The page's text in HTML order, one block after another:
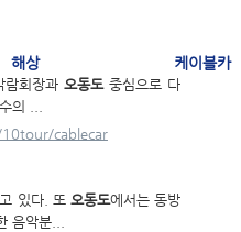
케이블카
람회장과오동도중심으로 다
의 ...
cablecar
있다. 또 오동도에서는 동방
음악분...